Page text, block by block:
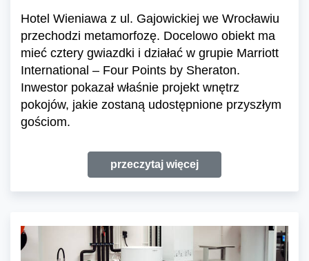
Hotel Wieniawa z ul. Gajowickiej we Wrocławiu
przechodzi metamorfozę. Docelowo obiekt ma
mieć cztery gwiazdki i działać w grupie Marriott
International – Four Points by Sheraton.
Inwestor pokazał właśnie projekt wnętrz
pokojów, jakie zostaną udostępnione przyszłym
gościom.
przeczytaj więcej